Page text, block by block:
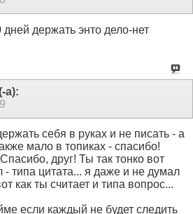
держать энто дело-нет
а):
себя в руках и не писать - а
мало в топиках - спасибо!
друг! Ты так тонко вот
- типа цитата... я даже и не думал
как ты считает и типа вопрос...
если каждый не будет следить